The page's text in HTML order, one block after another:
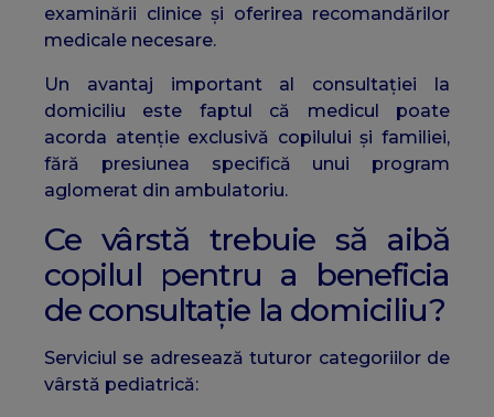
examinării clinice și oferirea recomandărilor
medicale necesare.
Un avantaj important al consultației la
domiciliu este faptul că medicul poate
acorda atenție exclusivă copilului și familiei,
fără presiunea specifică unui program
aglomerat din ambulatoriu.
Ce vârstă trebuie să aibă
copilul pentru a beneficia
de consultație la domiciliu?
Serviciul se adresează tuturor categoriilor de
vârstă pediatrică: